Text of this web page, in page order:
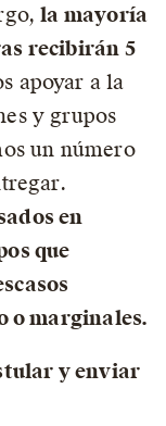
la mayoría
recibirán 5
apoyar a la
y grupos
un número
en
que
o marginales.
y enviar